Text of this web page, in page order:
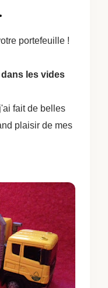
portefeuille !
les vides
fait de belles
plaisir de mes